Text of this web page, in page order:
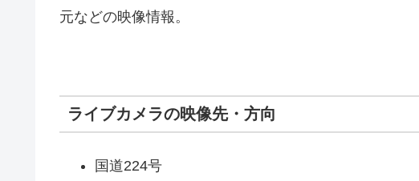
元などの映像情報。
ライブカメラの映像先・方向
国道224号